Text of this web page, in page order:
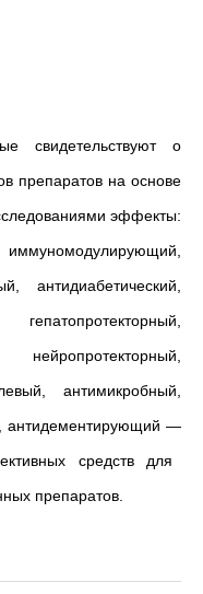
свидетельствуют о
препаратов на основе
эффекты:
антидиабетический,
антимикробный,
антидементирующий —
средств для
препаратов.